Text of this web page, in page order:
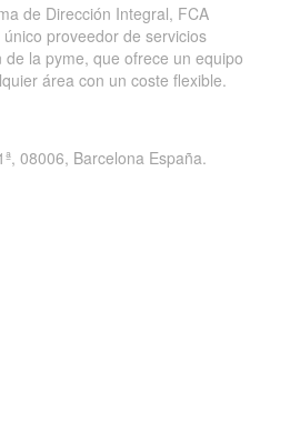
de Dirección Integral, FCA
proveedor de servicios
la pyme, que ofrece un equipo
área con un coste flexible.
08006, Barcelona España.